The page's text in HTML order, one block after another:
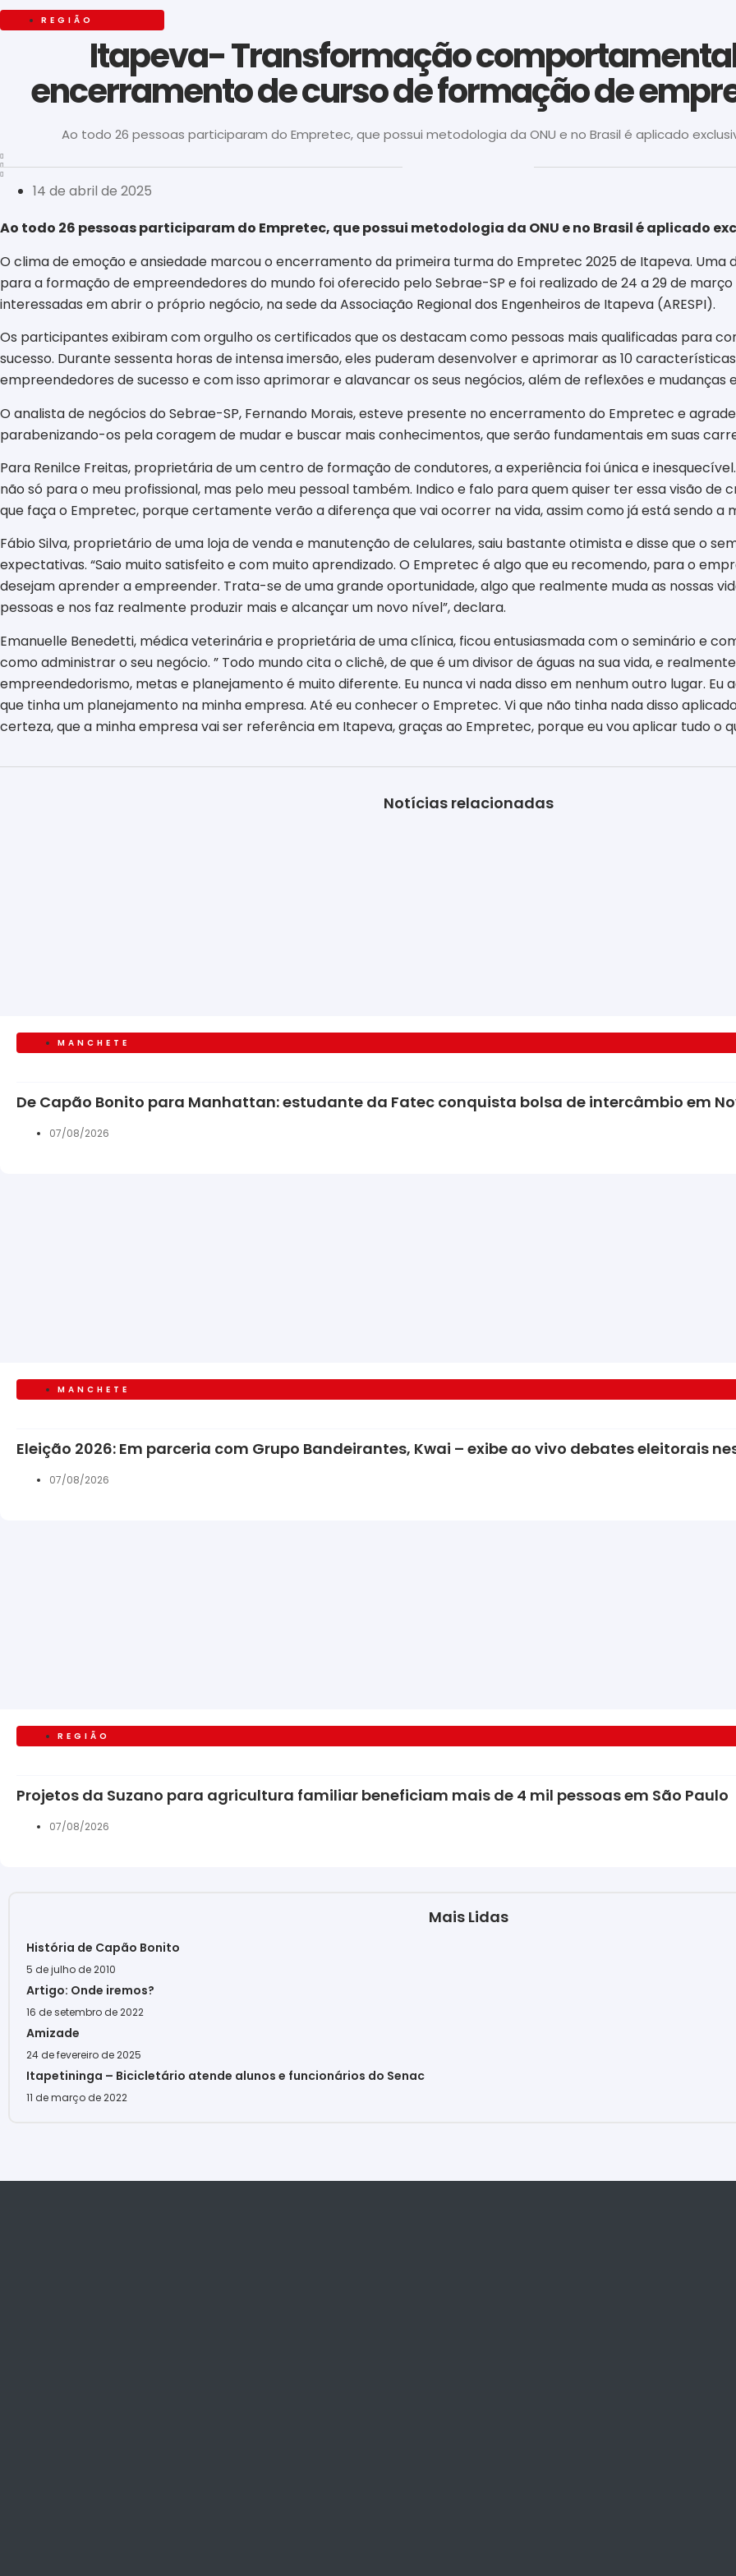
REGIÃO
Itapeva- Transformação
encerramento de curso de formação de
Ao todo 26 pessoas participaram do Empretec, que possui metodologia da ONU e no Brasil é aplicado
14 de abril de 2025
Ao todo 26 pessoas participaram do Empretec, que possui metodologia da ONU e no Brasil é aplicado
O clima de emoção e ansiedade marcou o encerramento da primeira turma do Empretec 2025 de Itapeva. Uma
para a formação de empreendedores do mundo foi oferecido pelo Sebrae-SP e foi realizado de 24 a 29 de
interessadas em abrir o próprio negócio, na sede da Associação Regional dos Engenheiros de Itapeva (ARESPI).
Os participantes exibiram com orgulho os certificados que os destacam como pessoas mais qualificadas para
sucesso. Durante sessenta horas de intensa imersão, eles puderam desenvolver e aprimorar as 10
empreendedores de sucesso e com isso aprimorar e alavancar os seus negócios, além de reflexões e mudanças
O analista de negócios do Sebrae-SP, Fernando Morais, esteve presente no encerramento do Empretec e
parabenizando-os pela coragem de mudar e buscar mais conhecimentos, que serão fundamentais em suas
Para Renilce Freitas, proprietária de um centro de formação de condutores, a experiência foi única e
não só para o meu profissional, mas pelo meu pessoal também. Indico e falo para quem quiser ter essa visão de
que faça o Empretec, porque certamente verão a diferença que vai ocorrer na vida, assim como já está sendo a
Fábio Silva, proprietário de uma loja de venda e manutenção de celulares, saiu bastante otimista e disse que o
expectativas. “Saio muito satisfeito e com muito aprendizado. O Empretec é algo que eu recomendo, para o
desejam aprender a empreender. Trata-se de uma grande oportunidade, algo que realmente muda as nossas
pessoas e nos faz realmente produzir mais e alcançar um novo nível”, declara.
Emanuelle Benedetti, médica veterinária e proprietária de uma clínica, ficou entusiasmada com o seminário e
como administrar o seu negócio. ” Todo mundo cita o clichê, de que é um divisor de águas na sua vida, e
empreendedorismo, metas e planejamento é muito diferente. Eu nunca vi nada disso em nenhum outro lugar. Eu
que tinha um planejamento na minha empresa. Até eu conhecer o Empretec. Vi que não tinha nada disso
certeza, que a minha empresa vai ser referência em Itapeva, graças ao Empretec, porque eu vou aplicar tudo o
Notícias relacionadas
MANCHETE
De Capão Bonito para Manhattan: estudante da Fatec conquista bolsa de intercâmbio em
07/08/2026
MANCHETE
Eleição 2026: Em parceria com Grupo Bandeirantes, Kwai – exibe ao vivo debates eleitorais
07/08/2026
REGIÃO
Projetos da Suzano para agricultura familiar beneficiam mais de 4 mil pessoas em São Paulo
07/08/2026
Mais Lidas
História de Capão Bonito
5 de julho de 2010
Artigo: Onde iremos?
16 de setembro de 2022
Amizade
24 de fevereiro de 2025
Itapetininga – Bicicletário atende alunos e funcionários do Senac
11 de março de 2022